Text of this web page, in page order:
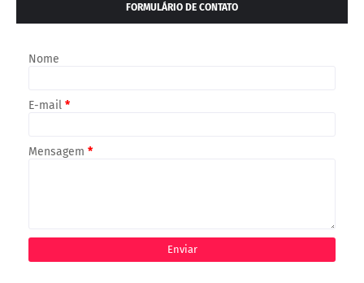
FORMULÁRIO DE CONTATO
Nome
E-mail *
Mensagem *